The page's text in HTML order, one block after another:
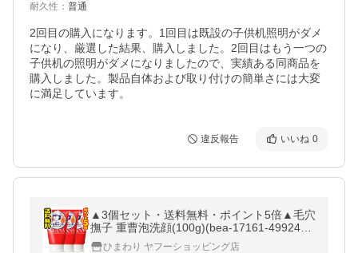
耐久性 ： 普通
2回目の購入になります。1回目は既設の子供机照明がダメ
になり、厳選した結果、購入しました。2回目はもう一つの
子供机の照明がダメになりましたので、実績ある同商品を
購入しました。製品自体および取り付けの簡単さには大変
に満足しています。
違反報告 いいね 0
▲3個セット・送料無料・ポイント5倍▲毛穴
撫子 重曹泡洗顔(100g)(bea-17161-4992440
016665-3)
ひまわり ヤフーショッピング店